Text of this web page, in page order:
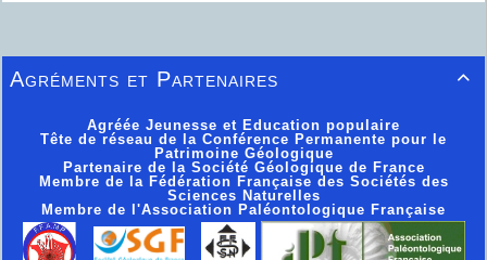

Agréments et Partenaires
Agréée Jeunesse et Education populaire
Tête de réseau de la Conférence Permanente pour le
Patrimoine Géologique
Partenaire de la Société Géologique de France
Membre de la Fédération Française des Sociétés des
Sciences Naturelles
Membre de l'Association Paléontologique Française